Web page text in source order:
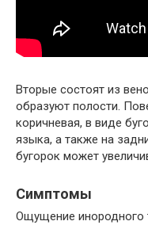
Вторые состоят из
образуют полости.
коричневая, в виде
языка, а также на
бугорок может
Симптомы
Ощущение инородного